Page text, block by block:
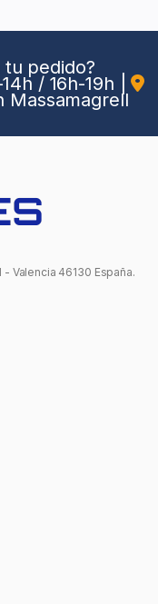
tu pedido?
/ 16h-19h
Massamagrell
Valencia 46130 España.